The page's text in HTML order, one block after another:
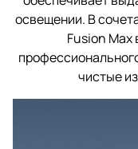
освещении. В
Fusion
чистые